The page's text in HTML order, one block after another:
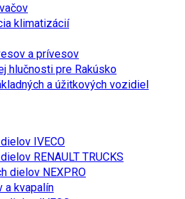
klimatizácií
a prívesov
hlučnosti pre Rakúsko
a úžitkových vozidiel
IVECO
RENAULT TRUCKS
dielov NEXPRO
a kvapalín